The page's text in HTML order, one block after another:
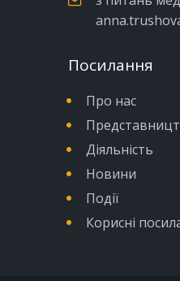
Посилання
Про нас
Діяльність
Новини
Події
Корисні